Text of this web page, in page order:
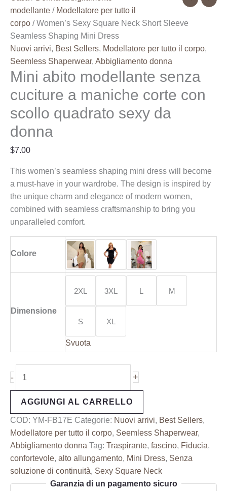
modellante / Modellatore per tutto il
corpo / Women’s Sexy Square Neck Short Sleeve
Seamless Shaping Mini Dress
Nuovi arrivi, Best Sellers, Modellatore per tutto il corpo,
Seemless Shaperwear, Abbigliamento donna
Mini abito modellante senza
cuciture a maniche corte con
scollo quadrato sexy da
donna
$7.00
This women’s seamless shaping mini dress will become
a must-have in your wardrobe. The design is inspired by
the unique charm and elegance of modern women,
combined with seamless craftsmanship to bring you
unparalleled comfort.
Colore
Dimensione
2XL 3XL L M
S XL
Svuota
-
Women's
Sexy
Square
Neck
Short
Sleeve
Shaping
Mini
Dress
+
AGGIUNGI AL CARRELLO
COD: YM-FB17E Categorie: Nuovi arrivi, Best Sellers,
Modellatore per tutto il corpo, Seemless Shaperwear,
Abbigliamento donna Tag: Traspirante, fascino, Fiducia,
confortevole, alto allungamento, Mini Dress, Senza
soluzione di continuità, Sexy Square Neck
Garanzia di un pagamento sicuro